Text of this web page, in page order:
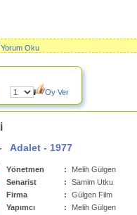
Yorum Oku
Oy Ver
Adalet - 1977
Yönetmen :
Melih Gülgen
Senarist
:
Samim Utku
Firma
:
Gülgen Film
Yapımcı
:
Melih Gülgen